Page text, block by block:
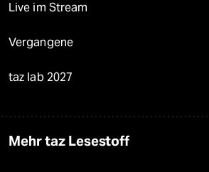
Live im Stream
Vergangene
taz lab 2027
Mehr taz Lesestoff